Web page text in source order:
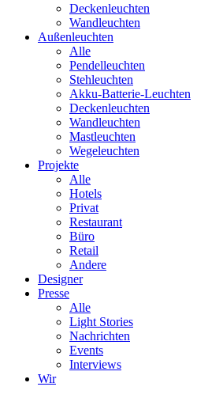
Deckenleuchten
Wandleuchten
Außenleuchten
Alle
Pendelleuchten
Stehleuchten
Akku-Batterie-Leuchten
Deckenleuchten
Wandleuchten
Mastleuchten
Wegeleuchten
Projekte
Alle
Hotels
Privat
Restaurant
Büro
Retail
Andere
Designer
Presse
Alle
Light Stories
Nachrichten
Events
Interviews
Wir